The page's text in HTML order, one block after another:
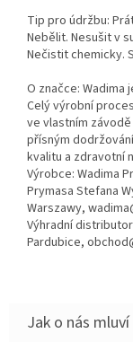
Tip pro údržbu:
Nebělit. Nesušit v
Nečistit chemicky.
O značce: Wadima
Celý výrobní
ve vlastním
přísným
kvalitu a zdravotní
Výrobce: Wadima
Prymasa Stefana
Warszawy,
Výhradní distributor
Pardubice,